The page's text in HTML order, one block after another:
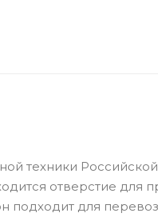
техники
отверстие для
для